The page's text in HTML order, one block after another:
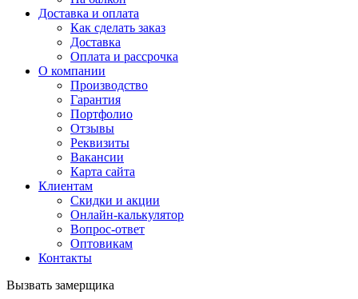
Доставка и оплата
Как сделать заказ
Доставка
Оплата и рассрочка
О компании
Производство
Гарантия
Портфолио
Отзывы
Реквизиты
Вакансии
Карта сайта
Клиентам
Скидки и акции
Онлайн-калькулятор
Вопрос-ответ
Оптовикам
Контакты
Вызвать замерщика